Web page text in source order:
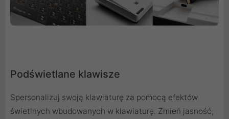
Podświetlane klawisze
Spersonalizuj swoją klawiaturę za pomocą efektów
świetlnych wbudowanych w klawiaturę. Zmień jasność,